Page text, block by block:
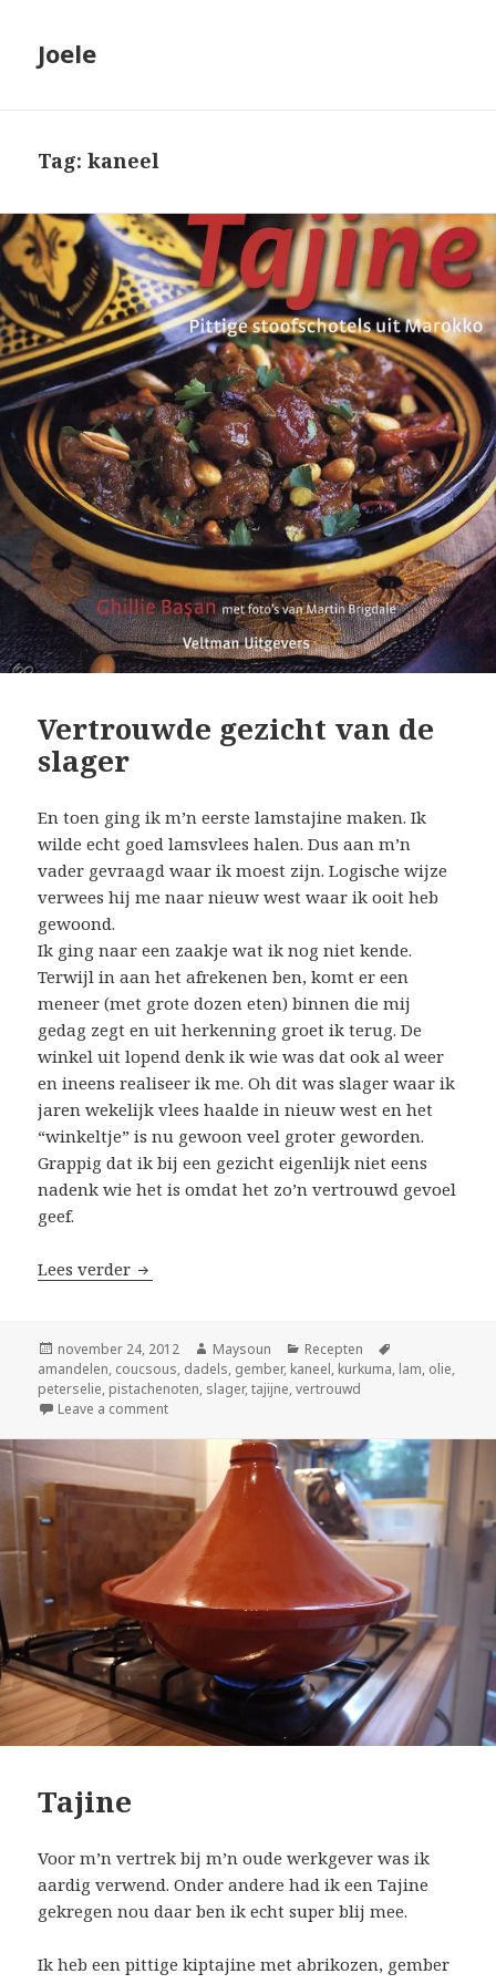
Joele
Tag: kaneel
Vertrouwde gezicht van de
slager
En toen ging ik m’n eerste lamstajine maken. Ik
wilde echt goed lamsvlees halen. Dus aan m’n
vader gevraagd waar ik moest zijn. Logische wijze
verwees hij me naar nieuw west waar ik ooit heb
gewoond.
Ik ging naar een zaakje wat ik nog niet kende.
Terwijl in aan het afrekenen ben, komt er een
meneer (met grote dozen eten) binnen die mij
gedag zegt en uit herkenning groet ik terug. De
winkel uit lopend denk ik wie was dat ook al weer
en ineens realiseer ik me. Oh dit was slager waar ik
jaren wekelijk vlees haalde in nieuw west en het
“winkeltje” is nu gewoon veel groter geworden.
Grappig dat ik bij een gezicht eigenlijk niet eens
nadenk wie het is omdat het zo’n vertrouwd gevoel
geef.
Lees verder Vertrouwde gezicht van de slager
Geplaatst
op
november 24, 2012 Auteur
Maysoun Categorieën
Recepten
amandelen, coucsous, dadels, gember, kaneel, kurkuma, lam, olie,
peterselie, pistachenoten, slager,tajijne,vertrouwd
Leave a comment
Tajine
Voor m’n vertrek bij m’n oude werkgever was ik
aardig verwend. Onder andere had ik een Tajine
gekregen nou daar ben ik echt super blij mee.
Ik heb een pittige kiptajine met abrikozen, gember